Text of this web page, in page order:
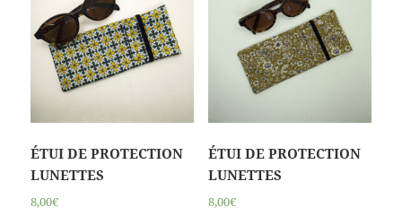
ÉTUI DE PROTECTION
LUNETTES
8,00€
ÉTUI DE PROTECTION
LUNETTES
8,00€